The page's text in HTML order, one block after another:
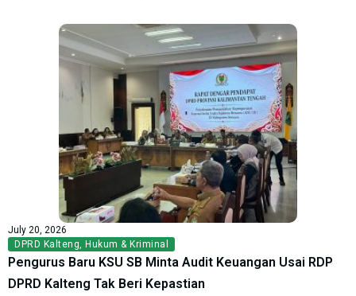
July 20, 2026
DPRD Kalteng Hukum & Kriminal
Pengurus Baru KSU SB Minta Audit Keuangan Usai RDP
DPRD Kalteng Tak Beri Kepastian